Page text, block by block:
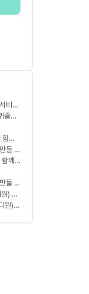
비스
리',
들 스
들 스
) 모
원)